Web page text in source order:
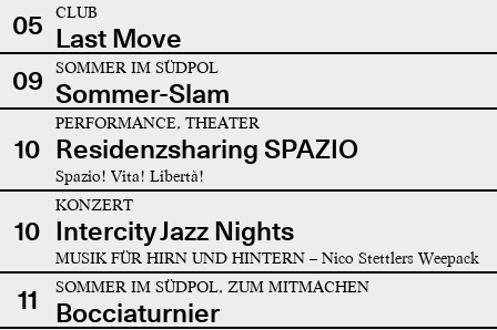
05 CLUB
Last Move
09
SOMMER IM SÜDPOL
Sommer-Slam
10
PERFORMANCE, THEATER
Residenzsharing SPAZIO
Spazio! Vita! Libertà!
10
KONZERT
Intercity Jazz Nights
MUSIK FÜR HIRN UND HINTERN – Nico Stettlers Weepack
11 SOMMER IM SÜDPOL, ZUM MITMACHEN
Bocciaturnier